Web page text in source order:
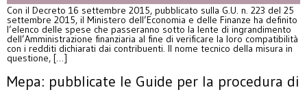
Con il Decreto 16 settembre 2015, pubblicato sulla G.U. n. 223 del 25
settembre 2015, il Ministero dell’Economia e delle Finanze ha definito
l’elenco delle spese che passeranno sotto la lente di ingrandimento
dell’Amministrazione finanziaria al fine di verificare la loro compatibilità
con i redditi dichiarati dai contribuenti. Il nome tecnico della misura in
questione, […]
Mepa: pubblicate le Guide per la procedura di